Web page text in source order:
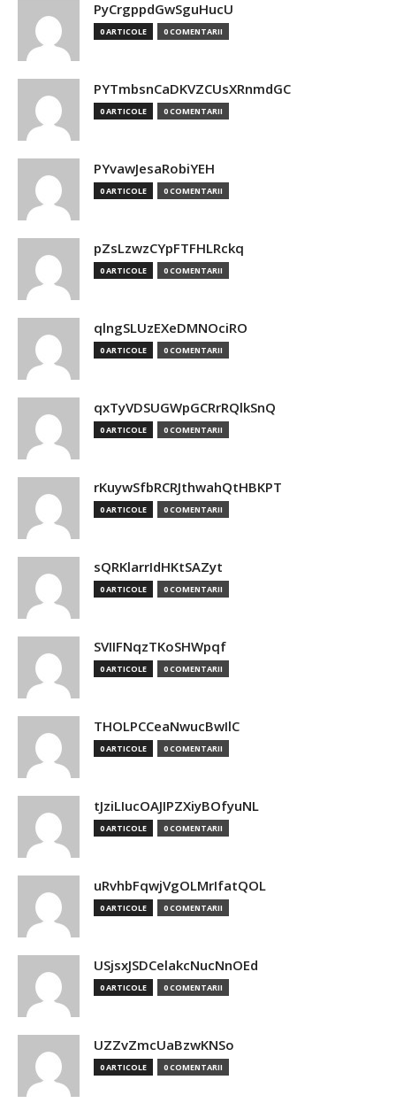
PyCrgppdGwSguHucU
0 ARTICOLE 0 COMENTARII
PYTmbsnCaDKVZCUsXRnmdGC
0 ARTICOLE 0 COMENTARII
PYvawJesaRobiYEH
0 ARTICOLE 0 COMENTARII
pZsLzwzCYpFTFHLRckq
0 ARTICOLE 0 COMENTARII
qlngSLUzEXeDMNOciRO
0 ARTICOLE 0 COMENTARII
qxTyVDSUGWpGCRrRQlkSnQ
0 ARTICOLE 0 COMENTARII
rKuywSfbRCRJthwahQtHBKPT
0 ARTICOLE 0 COMENTARII
sQRKlarrIdHKtSAZyt
0 ARTICOLE 0 COMENTARII
SVIIFNqzTKoSHWpqf
0 ARTICOLE 0 COMENTARII
THOLPCCeaNwucBwIlC
0 ARTICOLE 0 COMENTARII
tJziLIucOAJIPZXiyBOfyuNL
0 ARTICOLE 0 COMENTARII
uRvhbFqwjVgOLMrIfatQOL
0 ARTICOLE 0 COMENTARII
USjsxJSDCelakcNucNnOEd
0 ARTICOLE 0 COMENTARII
UZZvZmcUaBzwKNSo
0 ARTICOLE 0 COMENTARII